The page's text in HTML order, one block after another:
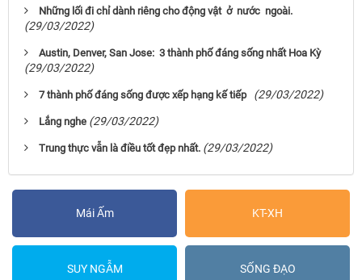
Những lối đi chỉ dành riêng cho động vật ở nước ngoài.
(29/03/2022)
Austin, Denver, San Jose: 3 thành phố đáng sống nhất Hoa Kỳ
(29/03/2022)
7 thành phố đáng sống được xếp hạng kế tiếp (29/03/2022)
Lắng nghe (29/03/2022)
Trung thực vẫn là điều tốt đẹp nhất. (29/03/2022)
Mái Ấm KT-XH
SUY NGẪM SỐNG ĐẠO